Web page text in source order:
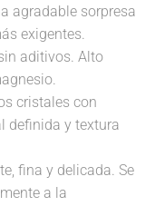
agradable sorpresa
exigentes.
aditivos. Alto
cristales con
definida y textura
fina y delicada. Se
a la